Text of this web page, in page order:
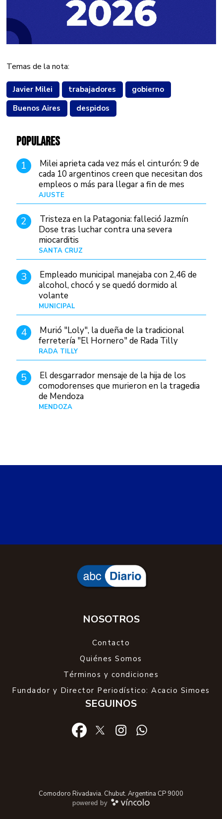
Temas de la nota:
Javier Milei trabajadores
gobierno
Buenos Aires
despidos
POPULARES
1
Milei aprieta cada vez más el cinturón: 9 de
cada 10 argentinos creen que necesitan dos
empleos o más para llegar a fin de mes
AJUSTE
2
Tristeza en la Patagonia: falleció Jazmín
Dose tras luchar contra una severa
miocarditis
SANTA CRUZ
3
Empleado municipal manejaba con 2,46 de
alcohol, chocó y se quedó dormido al
volante
MUNICIPAL
4
Murió "Loly", la dueña de la tradicional
ferretería "El Hornero" de Rada Tilly
RADA TILLY
5
El desgarrador mensaje de la hija de los
comodorenses que murieron en la tragedia
de Mendoza
MENDOZA
NOSOTROS
Contacto
Quiénes Somos
Términos y condiciones
Fundador y Director Periodístico: Acacio Simoes
SEGUINOS
Comodoro Rivadavia. Chubut. Argentina CP 9000
powered by